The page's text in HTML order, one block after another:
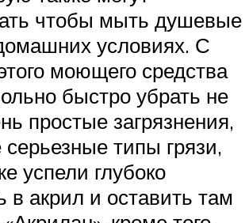
чтобы мыть душевые
условиях. С
моющего средства
быстро убрать не
простые загрязнения,
типы грязи,
успели глубоко
в акрил и оставить там